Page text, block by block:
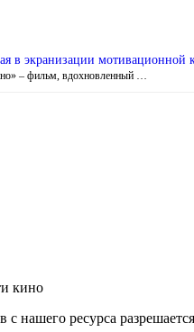
в экранизации мотивационной
– фильм, вдохновленный …
кино
нашего ресурса